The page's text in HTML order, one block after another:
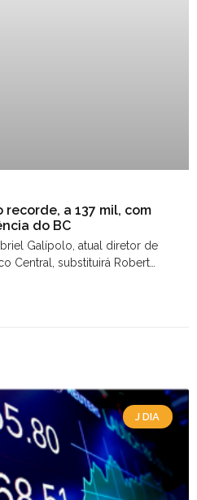
recorde, a 137 mil, com
do BC
Galípolo, atual diretor de
Central, substituirá Roberto
J DIA